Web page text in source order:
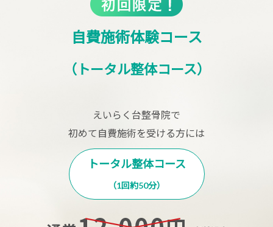
自費施術体験コース
（トータル整体コース）
えいらく台整骨院で
初めて自費施術を受ける方には
トータル整体コース
（1回約50分）